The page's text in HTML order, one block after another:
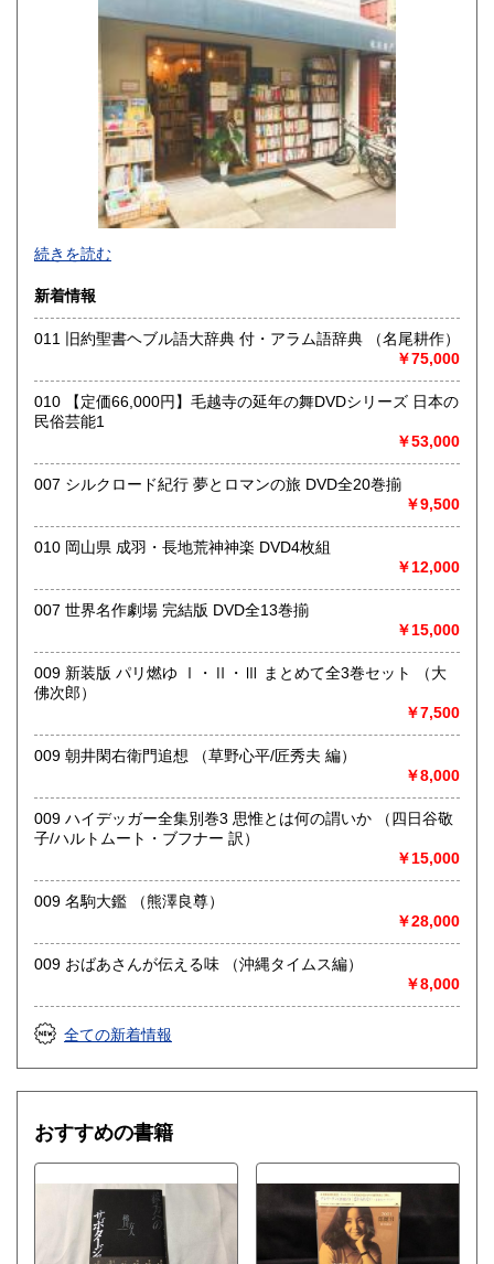
1,460円 長崎県
1,460円 大分県
1,460円 鹿児島県
1,460円
東京都小金井市にある店舗で古本、古書の買取や販売をして
おります。
終活・実家整理で古書や古い資料などが出てきたらご相談く
ださい。
いつでもご対応させていただきます。
尾花屋 尾花雄馬（代表責任者）
東京都小金井市東町4-20-3
042-407-5798
最寄駅：東小金井駅
書籍の買取について
・日本全国出張買取可能です。ご希望のお客様はメールにて
ご連絡いただくか、042-407-5798までお電話ください。
《宅配買取ご希望の方》
せください。
・本の背表紙の写真を事前にメールでお送りいただけると助
・買取できない本もございます。その際はご了承ください。
《店頭買取ご希望の方》
・東京都小金井市の実店舗までお持ちください。
・営業時間 10:00～19:00 定休日:木曜日
哲学宗教、歴史、古典籍、近代文献、趣味、サブカルチャ
東洋医学、占い、易学、四柱推命、武道、鉄道、近代資料、
古地図、美術、雑誌、受験参考書、CD、DVDなど
続きを読む
新着情報
011 旧約聖書ヘブル語大辞典 付・アラム語辞典 （名尾耕作）
￥75,000
010 【定価66,000円】毛越寺の延年の舞DVDシリーズ 日本の
民俗芸能1
￥53,000
007 シルクロード紀行 夢とロマンの旅 DVD全20巻揃
￥9,500
010 岡山県 成羽・長地荒神神楽 DVD4枚組
￥12,000
007 世界名作劇場 完結版 DVD全13巻揃
￥15,000
009 新装版 パリ燃ゆ Ⅰ・Ⅱ・Ⅲ まとめて全3巻セット （大
佛次郎）
￥7,500
009 朝井閑右衛門追想 （草野心平/匠秀夫 編）
￥8,000
009 ハイデッガー全集別巻3 思惟とは何の謂いか （四日谷敬
子/ハルトムート・ブフナー 訳）
￥15,000
009 名駒大鑑 （熊澤良尊）
￥28,000
009 おばあさんが伝える味 （沖縄タイムス編）
￥8,000
全ての新着情報
おすすめの書籍